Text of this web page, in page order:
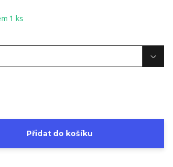
1 ks
Přidat do košíku